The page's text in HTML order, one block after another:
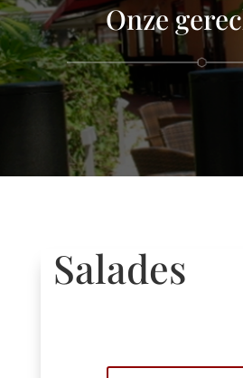
Onze
Salades